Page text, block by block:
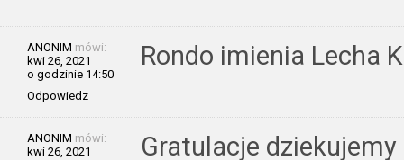
ANONIM mówi:
kwi 26, 2021
o godzinie 14:50
Odpowiedz
Rondo imienia Lecha
ANONIM mówi:
kwi 26, 2021
Gratulacje dziekujemy